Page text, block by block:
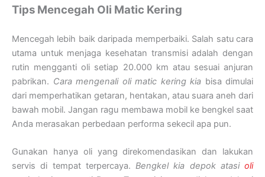
Tips Mencegah Oli Matic Kering
Mencegah lebih baik daripada memperbaiki. Salah satu cara
utama untuk menjaga kesehatan transmisi adalah dengan
rutin mengganti oli setiap 20.000 km atau sesuai anjuran
pabrikan. Cara mengenali oli matic kering kia bisa dimulai
dari memperhatikan getaran, hentakan, atau suara aneh dari
bawah mobil. Jangan ragu membawa mobil ke bengkel saat
Anda merasakan perbedaan performa sekecil apa pun.
Gunakan hanya oli yang direkomendasikan dan lakukan
servis di tempat terpercaya. Bengkel kia depok atasi oli